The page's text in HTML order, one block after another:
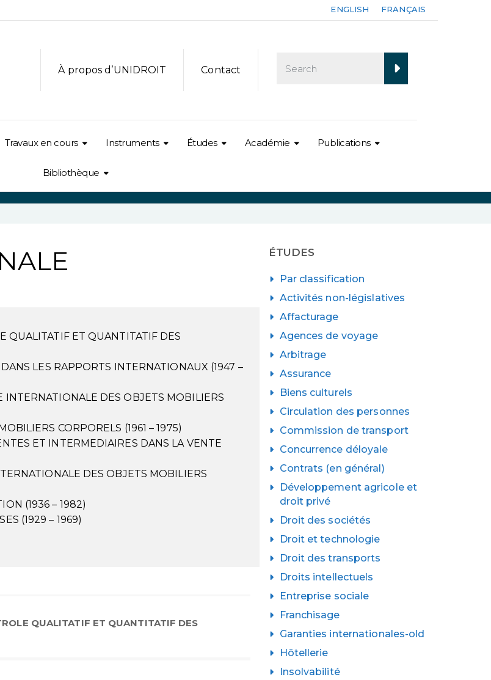
ENGLISH FRANÇAIS
À propos d’UNIDROIT Contact
Travaux en cours Instruments Études Académie Publications
Bibliothèque
QUALITATIF ET QUANTITATIF DES
LES RAPPORTS INTERNATIONAUX (1947 –
DES OBJETS MOBILIERS
CORPORELS (1961 – 1975)
ET INTERMEDIAIRES DANS LA VENTE
DES OBJETS MOBILIERS
(1936 – 1982)
(1929 – 1969)
QUALITATIF ET QUANTITATIF DES
ÉTUDES
Par classification
Activités non-législatives
Affacturage
Agences de voyage
Arbitrage
Assurance
Biens culturels
Circulation des personnes
Commission de transport
Concurrence déloyale
Contrats (en général)
Développement agricole et
droit privé
Droit des sociétés
Droit et technologie
Droit des transports
Droits intellectuels
Entreprise sociale
Franchisage
Garanties internationales-old
Hôtellerie
Insolvabilité